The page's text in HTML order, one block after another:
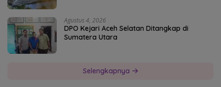
Agustus 4, 2026
DPO Kejari Aceh Selatan Ditangkap di
Sumatera Utara
Selengkapnya